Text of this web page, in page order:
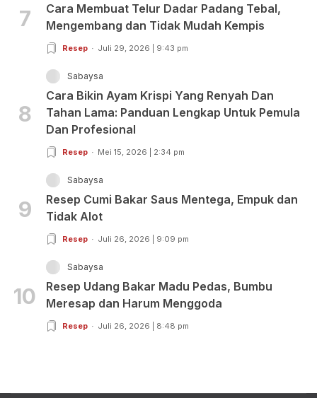
7
Cara Membuat Telur Dadar Padang Tebal,
Mengembang dan Tidak Mudah Kempis
Resep Juli 29, 2026 | 9:43 pm
8
Sabaysa
Cara Bikin Ayam Krispi Yang Renyah Dan
Tahan Lama: Panduan Lengkap Untuk Pemula
Dan Profesional
Resep Mei 15, 2026 | 2:34 pm
9
Sabaysa
Resep Cumi Bakar Saus Mentega, Empuk dan
Tidak Alot
Resep Juli 26, 2026 | 9:09 pm
10
Sabaysa
Resep Udang Bakar Madu Pedas, Bumbu
Meresap dan Harum Menggoda
Resep Juli 26, 2026 | 8:48 pm